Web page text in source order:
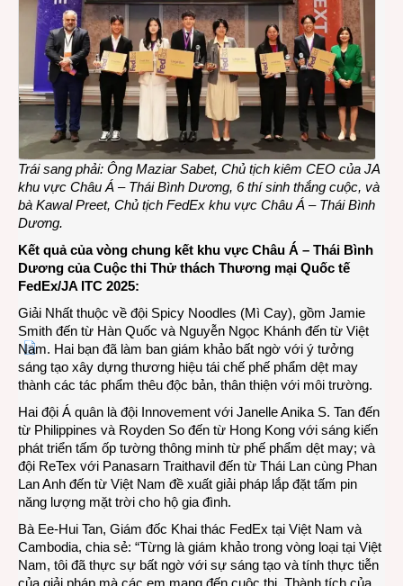
Trái sang phải: Ông Maziar Sabet, Chủ tịch kiêm CEO của JA
khu vực Châu Á – Thái Bình Dương, 6thí sinh thắng cuộc, và
bà Kawal Preet, Chủ tịch FedEx khu vực Châu Á – Thái Bình
Dương.
Kết quả củavòng chung kết khu vực Châu Á – Thái Bình
Dương của Cuộc thi Thử thách Thương mại Quốc tế
FedEx/JA ITC 2025:
Giải Nhất thuộc về đội Spicy Noodles (Mì Cay), gồm Jamie
Smith đến từ Hàn Quốc và Nguyễn Ngọc Khánh đến từ Việt
Nam. Hai bạn đã làm ban giám khảo bất ngờ với ý tưởng
sáng tạo xây dựng thương hiệu tái chế phế phẩm dệt may
thành các tác phẩm thêu độc bản, thân thiện với môi trường.
Hai đội Á quân là đội Innovement với Janelle Anika S. Tan đến
từ Philippines và Royden So đến từ Hong Kong với sáng kiến
phát triển tấm ốp tường thông minh từ phế phẩm dệt may; và
đội ReTex với Panasarn Traithavil đến từ Thái Lan cùng Phan
Lan Anh đến từ Việt Nam đề xuất giải pháp lắp đặt tấm pin
năng lượng mặt trời cho hộ gia đình.
Bà Ee-Hui Tan, Giám đốc Khai thác FedEx tại Việt Nam và
Cambodia, chia sẻ: “Từng là giám khảo trong vòng loại tại Việt
Nam, tôi đã thực sự bất ngờ với sự sáng tạo và tính thực tiễn